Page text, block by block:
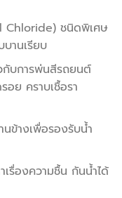
Chloride) ชนิดพิเศษ
บานเรียบ
กับการพ่นสีรถยนต์
อย คราบเชื้อรา
ข้างเพื่อรองรับน้ำ
องความชื้น กันน้ำได้